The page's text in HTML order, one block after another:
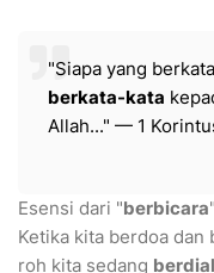
​"Siapa yang
berkata-kata
Allah..." — 1
​Esensi dari "berbicara
Ketika kita berdoa dan
roh kita sedang